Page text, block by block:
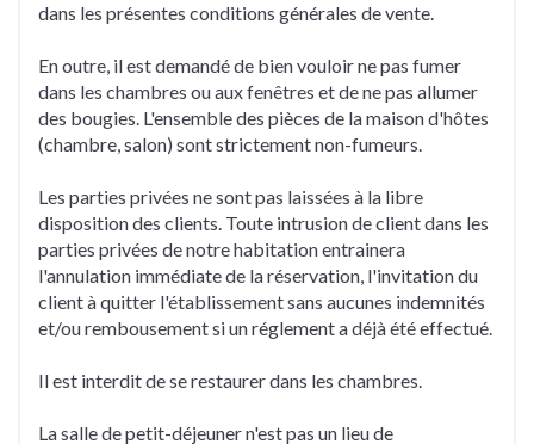
dans les présentes conditions générales de vente.
En outre, il est demandé de bien vouloir ne pas fumer
dans les chambres ou aux fenêtres et de ne pas allumer
des bougies. L'ensemble des pièces de la maison d'hôtes
(chambre, salon) sont strictement non-fumeurs.
Les parties privées ne sont pas laissées à la libre
disposition des clients. Toute intrusion de client dans les
parties privées de notre habitation entrainera
l'annulation immédiate de la réservation, l'invitation du
client à quitter l'établissement sans aucunes indemnités
et/ou rembousement si un réglement a déjà été effectué.
Il est interdit de se restaurer dans les chambres.
La salle de petit-déjeuner n'est pas un lieu de